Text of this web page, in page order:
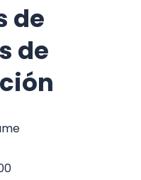
de
de